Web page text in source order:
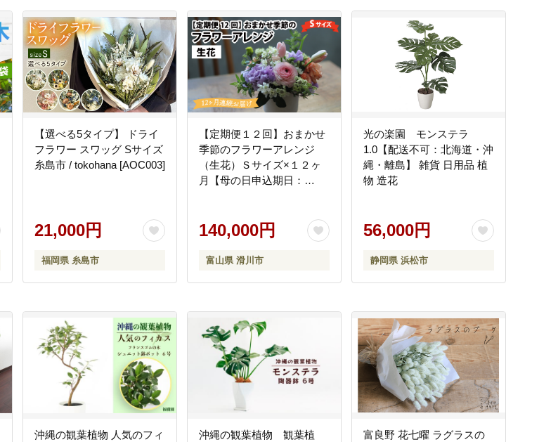
【選べる5タイプ】 ドライ
フラワー スワッグ Sサイズ
糸島市 / tokohana [AOC003]
21,000円
福岡県 糸島市
【定期便１２回】おまかせ
季節のフラワーアレンジ
（生花）Ｓサイズ×１２ヶ
月【母の日申込期日：
まで】お好み 日時指定可能
140,000円
富山県 滑川市
光の楽園 モンステラ
1.0【配送不可：北海道・沖
縄・離島】 雑貨 日用品 植
物 造花
56,000円
静岡県 浜松市
沖縄の観葉植物 人気のフィ
沖縄の観葉植物 観葉植
富良野 花七曜 ラグラスの